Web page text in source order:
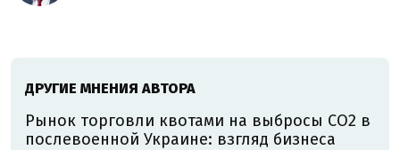
ДРУГИЕ МНЕНИЯ АВТОРА
Рынок торговли квотами на выбросы СО2 в
послевоенной Украине: взгляд бизнеса